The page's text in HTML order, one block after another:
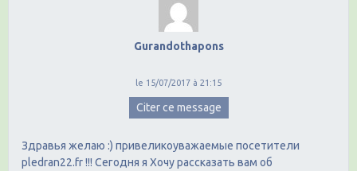
Gurandothapons
le 15/07/2017 à 21:15
Citer ce message
Здравья желаю :) привеликоуважаемые посетители
pledran22.fr !!! Сегодня я Хочу рассказать вам об